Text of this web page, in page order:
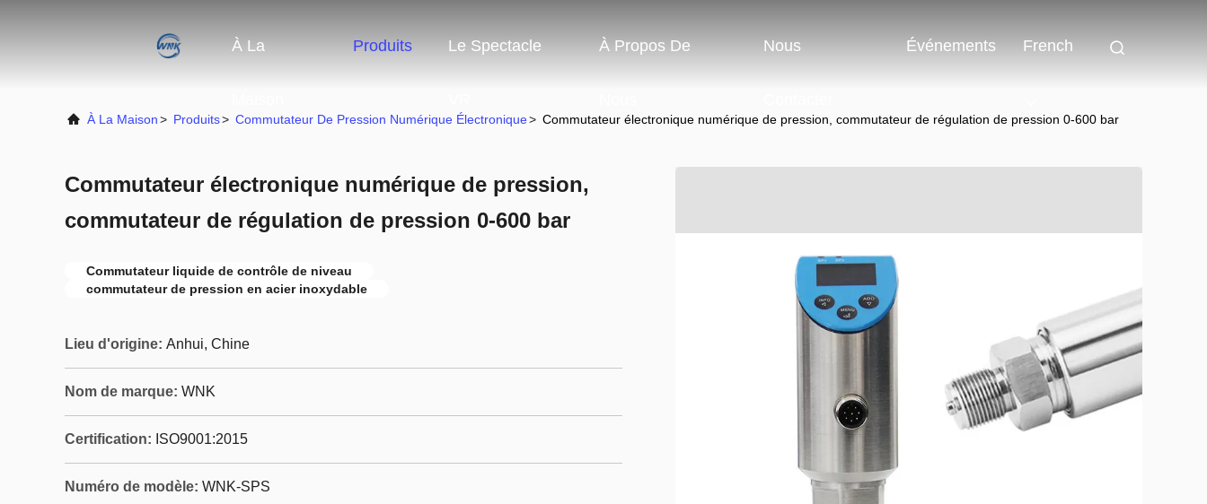
À La Produits Le Spectacle À Propos De Nous Événements French
À La Maison> Produits> Commutateur De Pression Numérique Électronique> Commutateur électronique numérique de pression, commutateur de régulation de pression 0-600 bar
Commutateur électronique numérique de pression,
commutateur de régulation de pression 0-600 bar
Commutateur liquide de contrôle de niveau
commutateur de pression en acier inoxydable
Lieu d'origine: Anhui, Chine
Nom de marque: WNK
Certification: ISO9001:2015
Numéro de modèle: WNK-SPS